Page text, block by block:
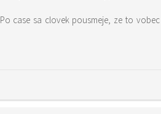
case sa clovek pousmeje, ze to